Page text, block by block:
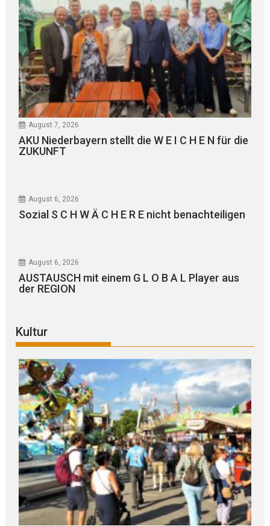
August 7, 2026
AKU Niederbayern stellt die W E I C H E N für die
ZUKUNFT
August 6, 2026
Sozial S C H W Ä C H E R E nicht benachteiligen
August 6, 2026
AUSTAUSCH mit einem G L O B A L Player aus
der REGION
Kultur